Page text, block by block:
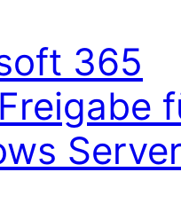
365
Server